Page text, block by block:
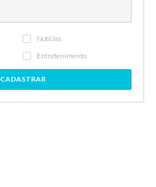
Notícias
Entretenimento
CADASTRAR